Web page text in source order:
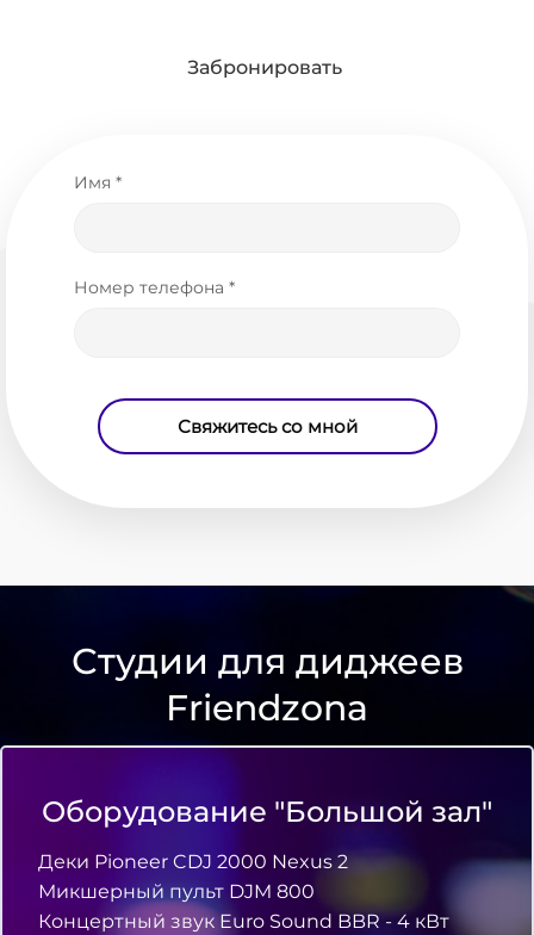
Забронировать
Имя *
Номер телефона *
Свяжитесь со мной
Студии для диджеев
Friendzona
Оборудование "Большой зал"
Деки Pioneer CDJ 2000 Nexus 2
Микшерный пульт DJM 800
Концертный звук Euro Sоund BBR - 4 кВт